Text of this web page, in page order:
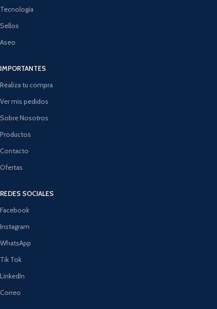
Tecnología
Sellos
Aseo
IMPORTANTES
Realiza tu compra
Ver mis pedidos
Sobre Nosotros
Productos
Contacto
Ofertas
REDES SOCIALES
Facebook
Instagram
WhatsApp
Tik Tok
LinkedIn
Correo